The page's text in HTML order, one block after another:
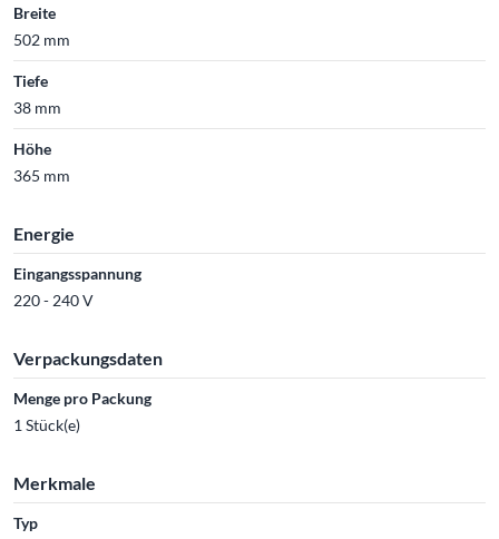
Breite
502 mm
Tiefe
38 mm
Höhe
365 mm
Energie
Eingangsspannung
220 - 240 V
Verpackungsdaten
Menge pro Packung
1 Stück(e)
Merkmale
Typ